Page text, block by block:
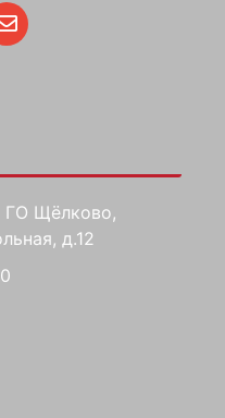
ГО Щёлково,
д.12